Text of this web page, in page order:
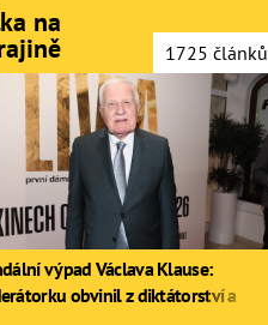
na
1725 článků
výpad Václava Klause:
obvinil z diktátorství a